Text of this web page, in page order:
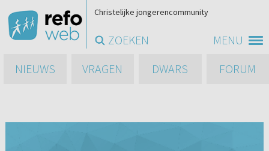
MENU
Christelijke jongerencommunity
ZOEKEN
NIEUWS
VRAGEN DWARS FORUM